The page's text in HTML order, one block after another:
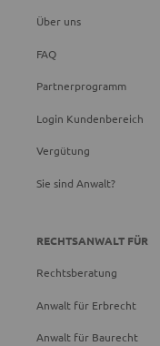
Über uns
FAQ
Partnerprogramm
Login Kundenbereich
Vergütung
Sie sind Anwalt?
RECHTSANWALT FÜR
Rechtsberatung
Anwalt für Erbrecht
Anwalt für Baurecht